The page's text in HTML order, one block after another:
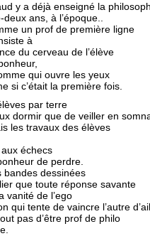
y a déjà enseigné la
ans, à l’époque..
un prof de première ligne
à
du cerveau de l’élève
qui ouvre les yeux
si c’était la première fois.
par terre
dormir que de veiller en
les travaux des élèves
échecs
de perdre.
bandes dessinées
que toute réponse savante
vanité de l’ego
qui tente de vaincre l’autre
pas d’être prof de philo